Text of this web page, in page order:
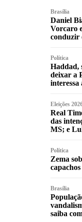
Brasília
Daniel
Vorcaro
conduzir
Política
Haddad,
deixar a
interessa
Eleições
Real
das
MS; e
Política
Zema
Brasília
saiba